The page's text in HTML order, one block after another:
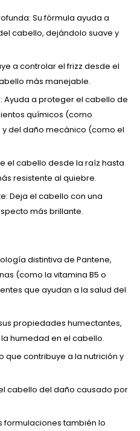
Su fórmula ayuda a
cabello, dejándolo suave y
a controlar el frizz desde el
más manejable.
Ayuda a proteger el cabello de
químicos (como
del daño mecánico (como el
el cabello desde la raíz hasta
resistente al quiebre.
Deja el cabello con una
más brillante.
distintiva de Pantene,
(como la vitamina B5 o
que ayudan a la salud del
propiedades humectantes,
humedad en el cabello.
que contribuye a la nutrición y
cabello del daño causado por
formulaciones también lo